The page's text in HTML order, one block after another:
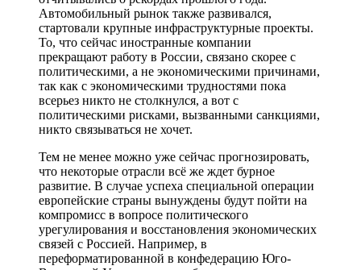
Автомобильный рынок также развивался,
стартовали крупные инфраструктурные проекты.
То, что сейчас иностранные компании
прекращают работу в России, связано скорее с
политическими, а не экономическими причинами,
так как с экономическими трудностями пока
всерьез никто не столкнулся, а вот с
политическими рисками, вызванными санкциями,
никто связываться не хочет.
Тем не менее можно уже сейчас прогнозировать,
что некоторые отрасли всё же ждет бурное
развитие. В случае успеха специальной операции
европейские страны вынуждены будут пойти на
компромисс в вопросе политического
урегулирования и восстановления экономических
связей с Россией. Например, в
переформатированной в конфедерацию Юго-